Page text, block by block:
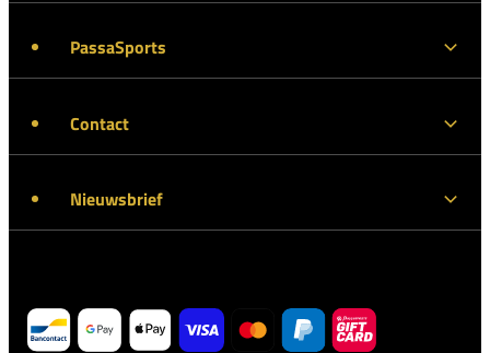
PassaSports
Contact
Nieuwsbrief